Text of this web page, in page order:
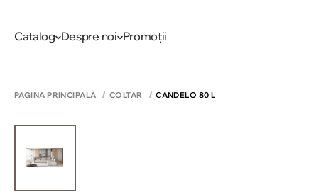
Catalog Despre noi Promoții
PAGINA PRINCIPALĂ COLTAR CANDELO 80 L